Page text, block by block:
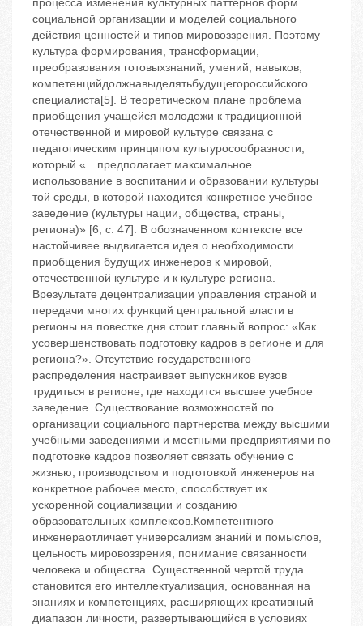
процесса изменения культурных паттернов форм
социальной организации и моделей социального
действия ценностей и типов мировоззрения. Поэтому
культура формирования, трансформации,
преобразования готовыхзнаний, умений, навыков,
компетенцийдолжнавыделятьбудущегороссийского
специалиста[5]. В теоретическом плане проблема
приобщения учащейся молодежи к традиционной
отечественной и мировой культуре связана с
педагогическим принципом культуросообразности,
который «…предполагает максимальное
использование в воспитании и образовании культуры
той среды, в которой находится конкретное учебное
заведение (культуры нации, общества, страны,
региона)» [6, с. 47]. В обозначенном контексте все
настойчивее выдвигается идея о необходимости
приобщения будущих инженеров к мировой,
отечественной культуре и к культуре региона.
Врезультате децентрализации управления страной и
передачи многих функций центральной власти в
регионы на повестке дня стоит главный вопрос: «Как
усовершенствовать подготовку кадров в регионе и для
региона?». Отсутствие государственного
распределения настраивает выпускников вузов
трудиться в регионе, где находится высшее учебное
заведение. Существование возможностей по
организации социального партнерства между высшими
учебными заведениями и местными предприятиями по
подготовке кадров позволяет связать обучение с
жизнью, производством и подготовкой инженеров на
конкретное рабочее место, способствует их
ускоренной социализации и созданию
образовательных комплексов.Компетентного
инженераотличает универсализм знаний и помыслов,
цельность мировоззрения, понимание связанности
человека и общества. Существенной чертой труда
становится его интеллектуализация, основанная на
знаниях и компетенциях, расширяющих креативный
диапазон личности, развертывающийся в условиях